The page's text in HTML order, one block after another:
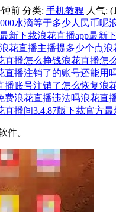
前 分类: 手机教程 人气:
水滴等于多少人民币呢
新下载浪花直播app最新
浪花直播主播提多少个点浪
直播怎么挣钱浪花直播怎
直播注销了的账号还能用
播账号注销了怎么恢复浪
费浪花直播违法吗浪花直
直播间3.4.87版下载官方
件。